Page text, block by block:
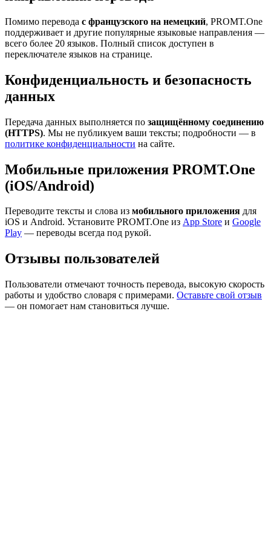
Помимо перевода с французского на немецкий, PROMT.One
поддерживает и другие популярные языковые направления —
всего более 20 языков. Полный список доступен в
переключателе языков на странице.
Конфиденциальность и безопасность
данных
Передача данных выполняется по защищённому соединению
(HTTPS). Мы не публикуем ваши тексты; подробности — в
политике конфиденциальности на сайте.
Мобильные приложения PROMT.One
(iOS/Android)
Переводите тексты и слова из мобильного приложения для
iOS и Android. Установите PROMT.One из App Store и Google
Play — переводы всегда под рукой.
Отзывы пользователей
Пользователи отмечают точность перевода, высокую скорость
работы и удобство словаря с примерами. Оставьте свой отзыв
— он помогает нам становиться лучше.